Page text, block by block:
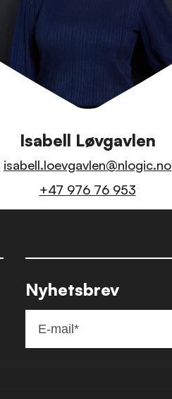
Isabell Løvgavlen
isabell.loevgavlen@nlogic.no
+47 976 76 953
Nyhetsbrev